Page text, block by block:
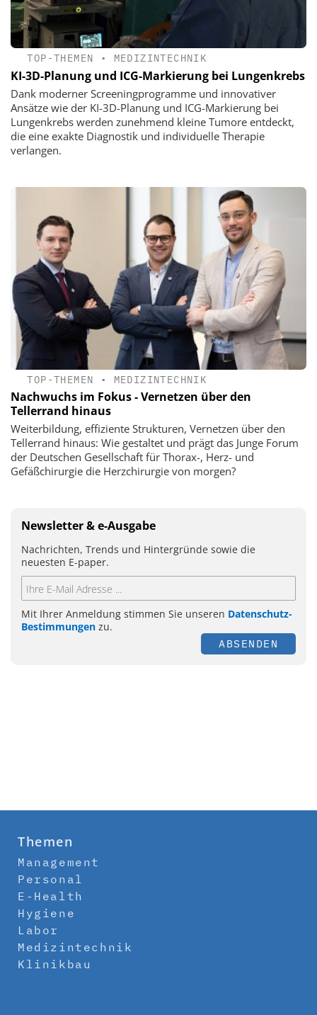
TOP-THEMEN • MEDIZINTECHNIK
KI-3D-Planung und ICG-Markierung bei Lungenkrebs
Dank moderner Screeningprogramme und innovativer
Ansätze wie der KI-3D-Planung und ICG-Markierung bei
Lungenkrebs werden zunehmend kleine Tumore entdeckt,
die eine exakte Diagnostik und individuelle Therapie
verlangen.
TOP-THEMEN • MEDIZINTECHNIK
Nachwuchs im Fokus - Vernetzen über den
Tellerrand hinaus
Weiterbildung, effiziente Strukturen, Vernetzen über den
Tellerrand hinaus: Wie gestaltet und prägt das Junge Forum
der Deutschen Gesellschaft für Thorax-, Herz- und
Gefäßchirurgie die Herzchirurgie von morgen?
Newsletter & e-Ausgabe
Nachrichten, Trends und Hintergründe sowie die
neuesten E-paper.
Mit Ihrer Anmeldung stimmen Sie unseren Datenschutz-
Bestimmungen zu.
ABSENDEN
Themen
Management
Personal
E-Health
Hygiene
Labor
Medizintechnik
Klinikbau